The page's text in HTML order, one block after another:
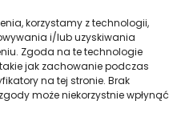
korzystamy z technologii,
i/lub uzyskiwania
Zgoda na te technologie
jak zachowanie podczas
na tej stronie. Brak
może niekorzystnie wpłynąć
Foxstudio.eu